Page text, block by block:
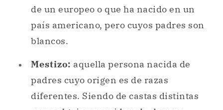
de un europeo o que ha nacido en un
país americano, pero cuyos padres son
blancos.
Mestizo: aquella persona nacida de
padres cuyo origen es de razas
diferentes. Siendo de castas distintas